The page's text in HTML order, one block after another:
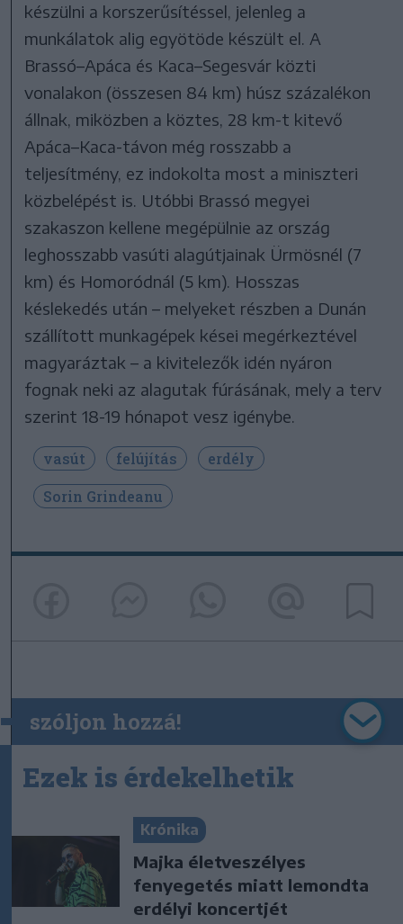
készülni a korszerűsítéssel, jelenleg a
munkálatok alig egyötöde készült el. A
Brassó–Apáca és Kaca–Segesvár közti
vonalakon (összesen 84 km) húsz százalékon
állnak, miközben a köztes, 28 km-t kitevő
Apáca–Kaca-távon még rosszabb a
teljesítmény, ez indokolta most a miniszteri
közbelépést is. Utóbbi Brassó megyei
szakaszon kellene megépülnie az ország
leghosszabb vasúti alagútjainak Ürmösnél (7
km) és Homoródnál (5 km). Hosszas
késlekedés után – melyeket részben a Dunán
szállított munkagépek kései megérkeztével
magyaráztak – a kivitelezők idén nyáron
fognak neki az alagutak fúrásának, mely a terv
szerint 18-19 hónapot vesz igénybe.
vasút felújítás
erdély
Sorin Grindeanu
szóljon hozzá!
Ezek is érdekelhetik
Krónika
Majka életveszélyes
fenyegetés miatt lemondta
erdélyi koncertjét